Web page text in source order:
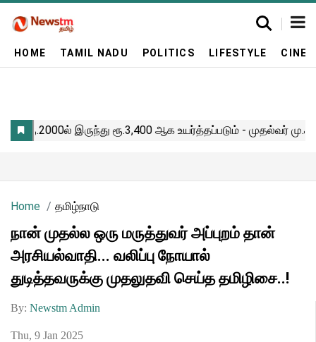
HOME TAMIL NADU POLITICS LIFESTYLE
Home தமிழ்நாடு
நான் முதல்ல ஒரு மருத்துவர் அப்புறம் தான்
அரசியல்வாதி... வலிப்பு நோயால்
துடித்தவருக்கு முதலுதவி செய்த தமிழிசை..!
By: Newstm Admin
Thu, 9 Jan 2025